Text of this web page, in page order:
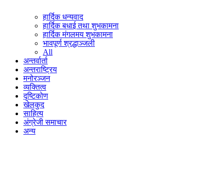
हार्दिक धन्यवाद
हार्दिक बधाई तथा शुभकामना
हार्दिक मंगलमय शुभकामना
भावपूर्ण श्रद्धाञ्जली
All
अन्तर्वार्ता
अन्तराष्ट्रिय
मनोरञ्जन
व्यक्तित्व
दृष्टिकोण
खेलकुद
साहित्य
अंग्रेजी समाचार
अन्य